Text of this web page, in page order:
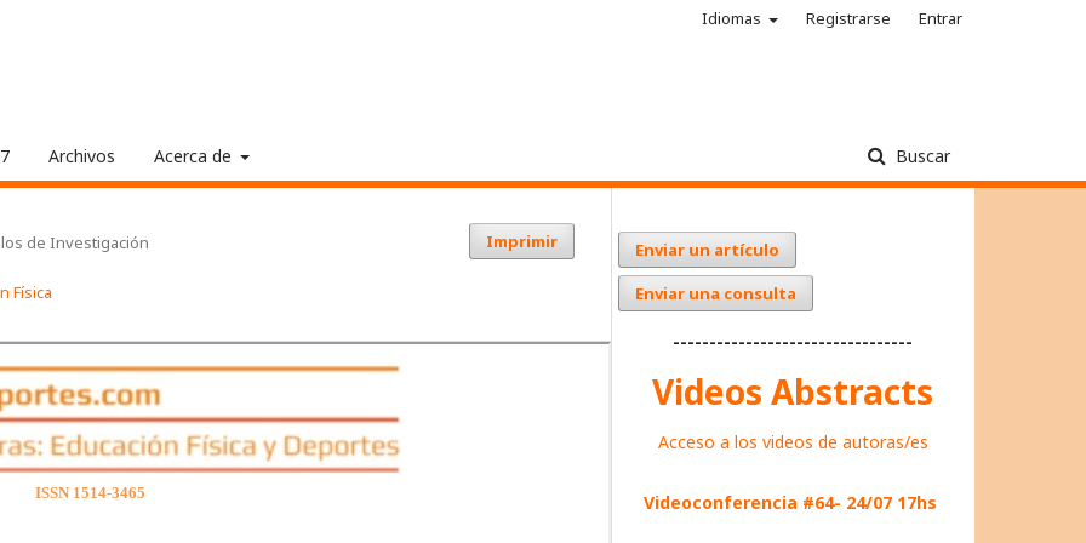
Archivos Acerca de Buscar
Idiomas Registrarse Entrar
de Investigación Imprimir
Física
Enviar un artículo
Enviar una consulta
---------------------------------
Videos Abstracts
Acceso a los videos de autoras/es
Videoconferencia #64- 24/07 17hs